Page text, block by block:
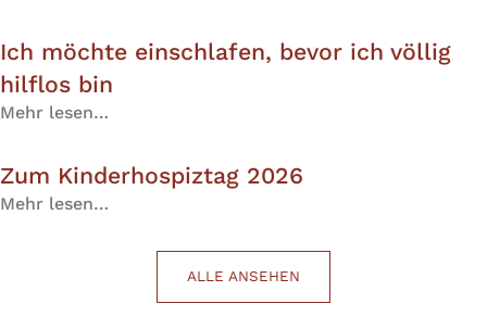
Ich möchte einschlafen, bevor ich völlig
hilflos bin
Mehr lesen…
Zum Kinderhospiztag 2026
Mehr lesen…
ALLE ANSEHEN